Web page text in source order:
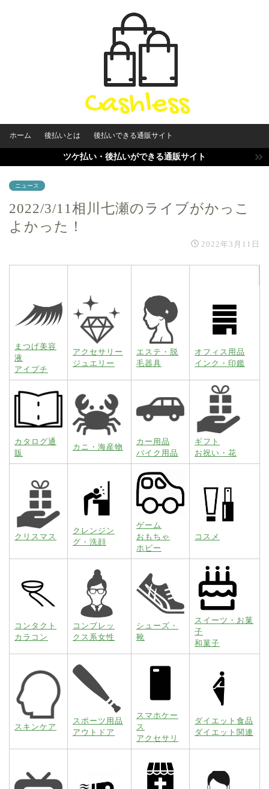
ホーム 後払いとは 後払いできる通販サイト
ツケ払い・後払いができる通販サイト
ニュース
2022/3/11相川七瀬のライブがかっこ
よかった！
2022年3月11日
まつげ美容
液
アイプチ
アクセサリー
ジュエリー
エステ・脱
毛器具
オフィス用品
インク・印鑑
カタログ通
販
カニ・海産物
カー用品
バイク用品
ギフト
お祝い・花
クリスマス
クレンジン
グ・洗顔
ゲーム
おもちゃ
ホビー
コスメ
コンタクト
カラコン
コンプレッ
クス系女性
シューズ・
靴
スイーツ・お菓
子
和菓子
スキンケア
スポーツ用品
アウトドア
スマホケー
ス
アクセサリ
ダイエット食品
ダイエット関連